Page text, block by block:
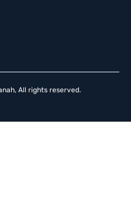
All rights reserved.